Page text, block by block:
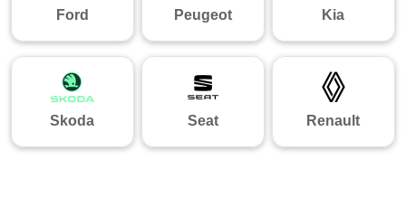
Ford Peugeot Kia
Skoda Seat Renault